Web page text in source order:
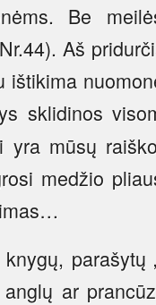
Be
Aš
ištikima
sklidinos
mūsų
medžio
parašytų
ar